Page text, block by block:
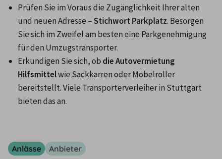
Prüfen Sie im Voraus die Zugänglichkeit Ihrer alten
und neuen Adresse – Stichwort Parkplatz. Besorgen
Sie sich im Zweifel am besten eine Parkgenehmigung
für den Umzugstransporter.
Erkundigen Sie sich, ob die Autovermietung
Hilfsmittel wie Sackkarren oder Möbelroller
bereitstellt. Viele Transporterverleiher in Stuttgart
bieten das an.
Anlässe Anbieter